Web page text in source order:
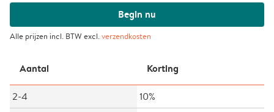
Begin nu
Alle prijzen incl. BTW excl.verzendkosten
Aantal Korting
2-4
10%